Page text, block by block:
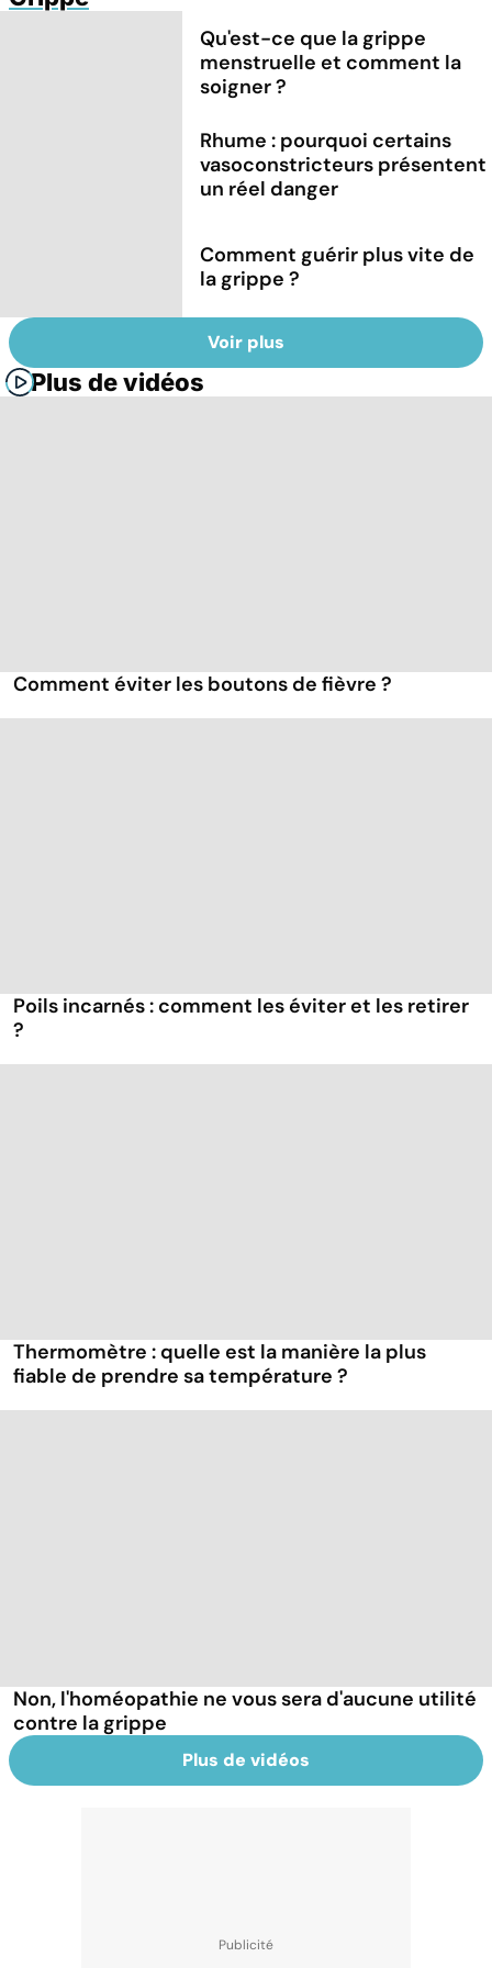
Qu'est-ce que la grippe
menstruelle et comment la
soigner ?
Rhume : pourquoi certains
vasoconstricteurs présentent
un réel danger
Comment guérir plus vite de
la grippe ?
Voir plus
Plus de vidéos
Comment éviter les boutons de fièvre ?
Poils incarnés : comment les éviter et les retirer
?
Thermomètre : quelle est la manière la plus
fiable de prendre sa température ?
Non, l'homéopathie ne vous sera d'aucune utilité
contre la grippe
Plus de vidéos